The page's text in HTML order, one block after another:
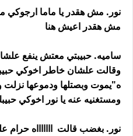
نور. مش هقدر يا ماما ارجوكي
مش هقدر اعيش هنا
ساميه. حبيبتي معتش ينفع
وقالت علشان خاطر اخوكي
ه"يموت وبصتلها ودموعها
ومستغنيه عنه يا نور اخوكي
نور. بغضب قالت اااااااه حرام